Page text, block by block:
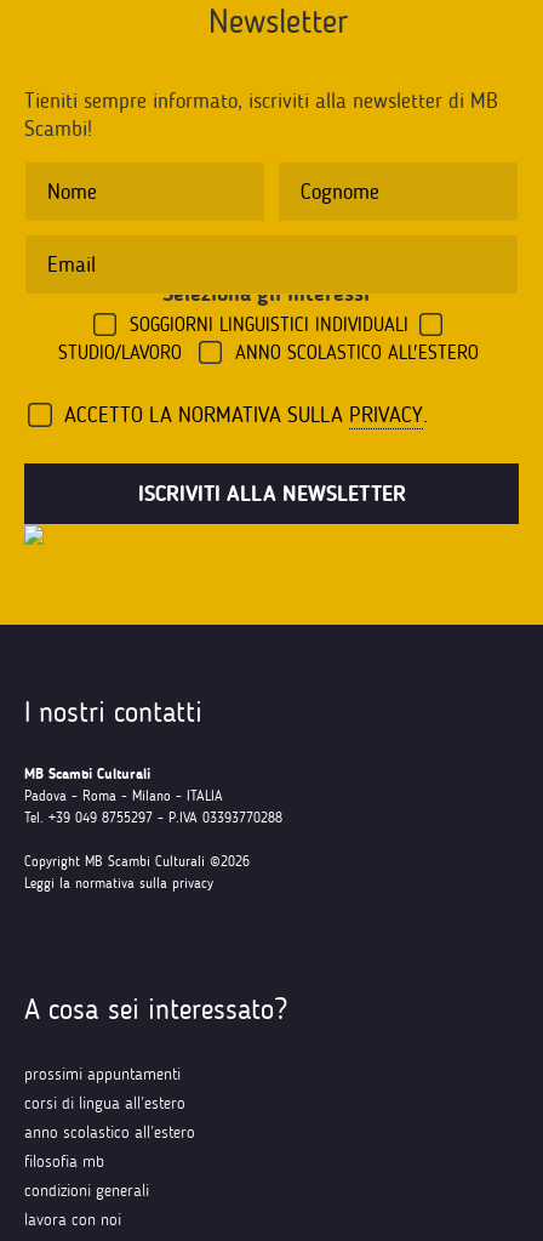
Newsletter
Tieniti sempre informato, iscriviti alla newsletter di MB
Scambi!
Seleziona gli interessi
SOGGIORNI LINGUISTICI INDIVIDUALI
STUDIO/LAVORO
ANNO SCOLASTICO ALL'ESTERO
ACCETTO LA NORMATIVA SULLA PRIVACY.
I nostri contatti
MB Scambi Culturali
Padova - Roma - Milano - ITALIA
Tel. +39 049 8755297 - P.IVA 03393770288
Copyright MB Scambi Culturali ©2026
Leggi la normativa sulla privacy
A cosa sei interessato?
prossimi appuntamenti
corsi di lingua all’estero
anno scolastico all’estero
filosofia mb
condizioni generali
lavora con noi